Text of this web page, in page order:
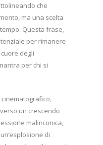
che
ma una scelta
Questa frase,
per rimanere
degli
per chi si
un crescendo
malinconica,
di